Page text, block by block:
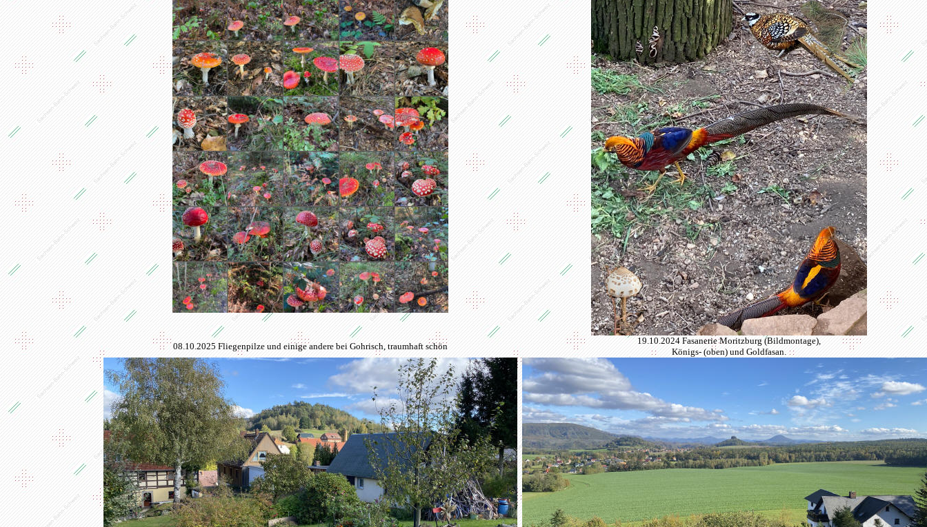
08.10.2025 Fliegenpilze und einige andere bei Gohrisch, traumhaft schön
19.10.2024 Fasanerie Moritzburg (Bildmontage),
Königs- (oben) und Goldfasan.